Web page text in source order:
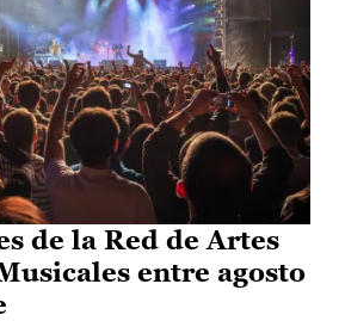
de la Red de Artes
entre agosto